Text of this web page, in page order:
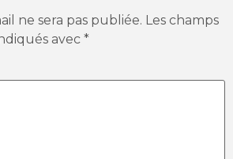
ne sera pas publiée. Les champs
avec *